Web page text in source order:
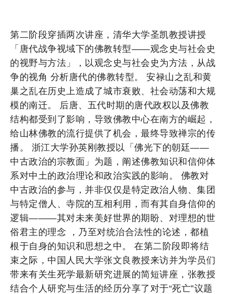
第二阶段穿插两次讲座，清华大学圣凯教授讲授
「唐代战争视域下的佛教转型——观念史与社会史
的视野与方法」，以观念史与社会史为方法，从战
争的视角 分析唐代的佛教转型。 安禄山之乱和黄
巢之乱在历史上造成了城市衰败、社会动荡和大规
模的南迁。 后唐、五代时期的唐代政权以及佛教
结构都受到了影响，导致佛教中心在南方的崛起，
给山林佛教的流行提供了机会，最终导致禅宗的传
播。 浙江大学孙英刚教授以「佛光下的朝廷——
中古政治的宗教面」为题，阐述佛教知识和信仰体
系对中土的政治理论和政治实践的影响。 佛教对
中古政治的参与，并非仅仅是特定政治人物、集团
与特定僧人、寺院的互相利用，而有其自身信仰的
逻辑———其对未来美好世界的期盼、对理想的世
俗君主的理念 ，乃至对统治合法性的论述，都植
根于自身的知识和思想之中。 在第二阶段即将结
束之际，中国人民大学张文良教授来访并为学员们
带来有关生死学最新研究进展的简短讲座，张教授
结合个人研究与生活的经历分享了对于“死亡”议题